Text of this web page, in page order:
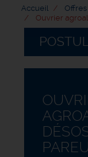
Accueil
Ouvrier